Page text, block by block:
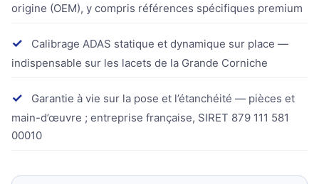
origine (OEM), y compris références spécifiques premium
✓
Calibrage ADAS statique et dynamique sur place —
indispensable sur les lacets de la Grande Corniche
✓
Garantie à vie sur la pose et l’étanchéité — pièces et
main-d’œuvre ; entreprise française, SIRET 879 111 581
00010